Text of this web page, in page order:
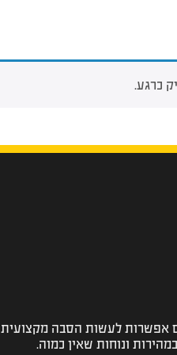
כרגע.
אפשרות לעשות הסבה מקצועית
ונוחות שאין כמוה.